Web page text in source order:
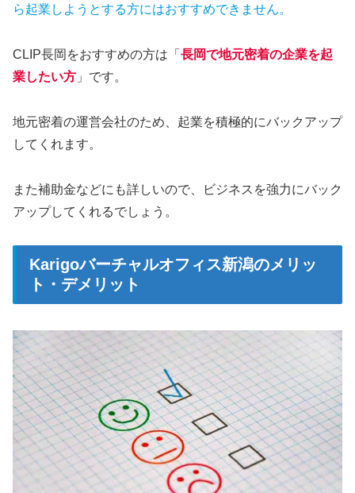
ら起業しようとする方にはおすすめできません。
CLIP長岡をおすすめの方は「 長岡で地元密着の企業を起
業したい方 」です。
地元密着の運営会社のため、起業を積極的にバックアップ
してくれます。
また補助金などにも詳しいので、ビジネスを強力にバック
アップしてくれるでしょう。
Karigoバーチャルオフィス新潟のメリッ
ト・デメリット